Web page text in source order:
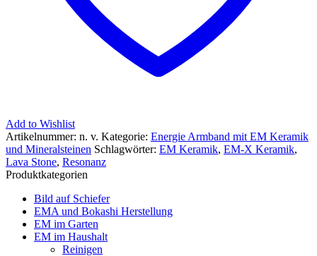
Add to Wishlist
Artikelnummer: n. v. Kategorie: Energie Armband mit EM Keramik
und Mineralsteinen Schlagwörter: EM Keramik, EM-X Keramik,
Lava Stone, Resonanz
Produktkategorien
Bild auf Schiefer
EMA und Bokashi Herstellung
EM im Garten
EM im Haushalt
Reinigen